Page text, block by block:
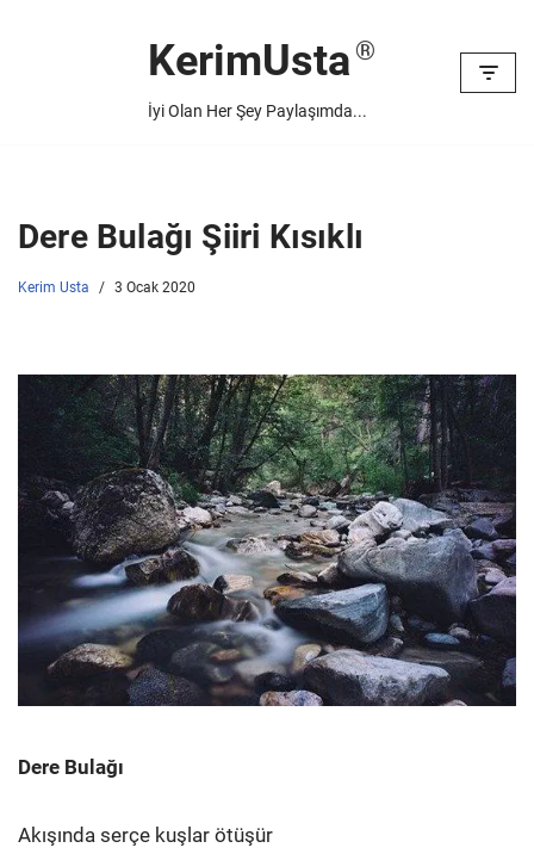
KerimUsta
İyi Olan Her Şey Paylaşımda...
Dere Bulağı Şiiri Kısıklı
Kerim Usta 3 Ocak 2020
Dere Bulağı
Akışında serçe kuşlar ötüşür